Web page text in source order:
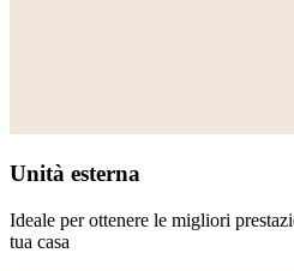
Unità esterna
Ideale per ottenere le migliori
tua casa